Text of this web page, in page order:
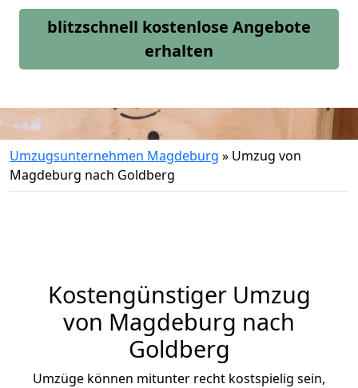
blitzschnell kostenlose Angebote
erhalten
Umzugsunternehmen Magdeburg » Umzug von
Magdeburg nach Goldberg
Kostengünstiger Umzug
von Magdeburg nach
Goldberg
Umzüge können mitunter recht kostspielig sein,